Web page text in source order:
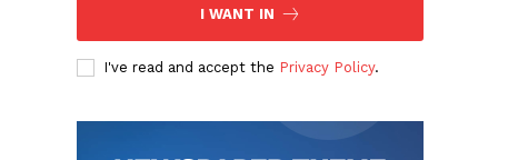
I WANT IN
I've read and accept the Privacy Policy.